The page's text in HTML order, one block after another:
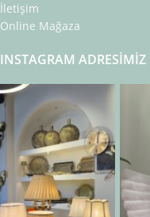
İletişim
Online Mağaza
INSTAGRAM ADRESIMIZ